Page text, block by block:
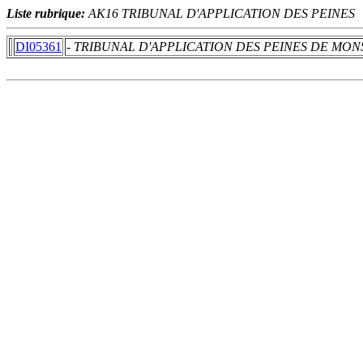
Liste rubrique: AK16 TRIBUNAL D'APPLICATION DES PEINES
DI05361 - TRIBUNAL D'APPLICATION DES PEINES DE